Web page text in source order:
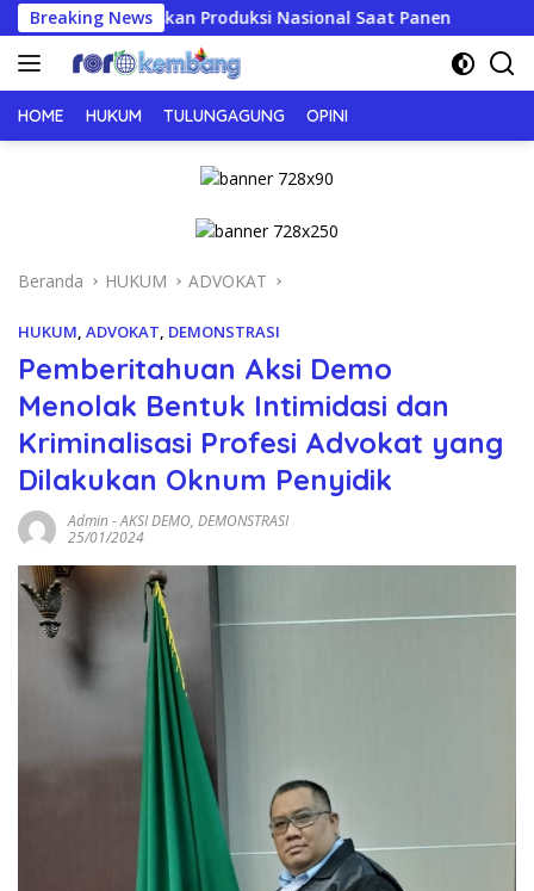
Langsung
ke
konten
Breaking News
Produksi Nasional Saat Panen JERIT PILU
HOME HUKUM TULUNGAGUNG OPINI
Beranda HUKUM ADVOKAT
HUKUM ADVOKAT DEMONSTRASI
Pemberitahuan Aksi Demo
Menolak Bentuk Intimidasi dan
Kriminalisasi Profesi Advokat yang
Dilakukan Oknum Penyidik
Admin-AKSI DEMO, DEMONSTRASI
25/01/2024